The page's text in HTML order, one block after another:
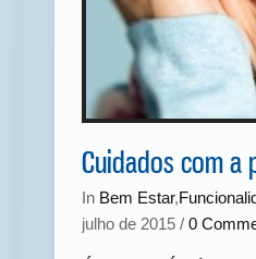
Cuidados com a
In Bem Estar,
julho de 2015 / 0